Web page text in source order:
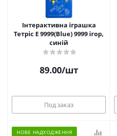
Інтерактивна іграшка
Тетріс Е 9999(Blue) 9999 ігор,
синій
89.00/шт
Под заказ
НОВЕ НАДХОДЖЕННЯ